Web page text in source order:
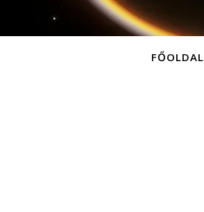
FŐOLDAL